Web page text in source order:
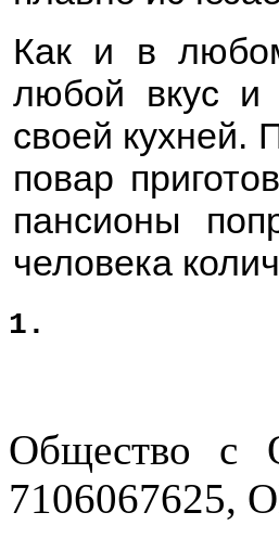
Как и в
любой вкус и
своей
повар
пансионы
человека
1.
Общество с
7106067625,